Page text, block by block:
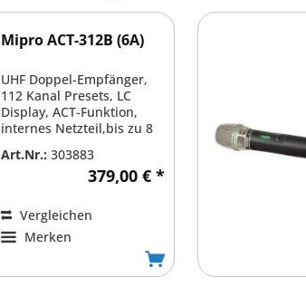
Mipro ACT-312B (6A)
UHF Doppel-Empfänger,
112 Kanal Presets, LC
Display, ACT-Funktion,
internes Netzteil,bis zu 8
Art.Nr.: 303883
379,00 € *
Vergleichen
Merken